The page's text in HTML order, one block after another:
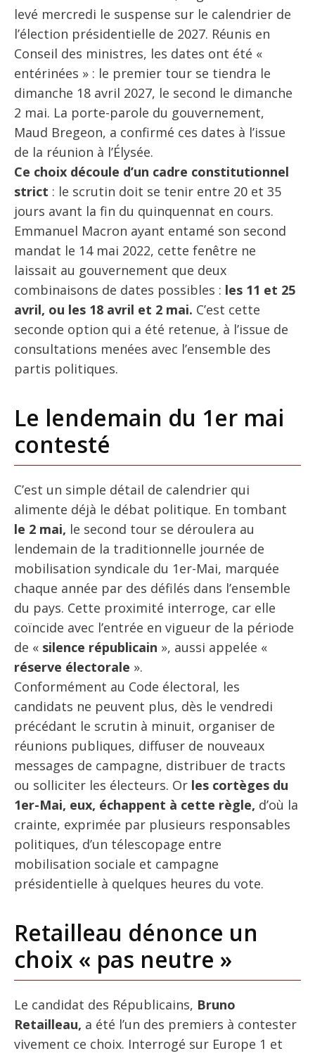
levé mercredi le suspense sur le calendrier de
l’élection présidentielle de 2027. Réunis en
Conseil des ministres, les dates ont été «
entérinées » : le premier tour se tiendra le
dimanche 18 avril 2027, le second le dimanche
2 mai. La porte-parole du gouvernement,
Maud Bregeon, a confirmé ces dates à l’issue
de la réunion à l’Élysée.
Ce choix découle d’un cadre constitutionnel
strict : le scrutin doit se tenir entre 20 et 35
jours avant la fin du quinquennat en cours.
Emmanuel Macron ayant entamé son second
mandat le 14 mai 2022, cette fenêtre ne
laissait au gouvernement que deux
combinaisons de dates possibles : les 11 et 25
avril, ou les 18 avril et 2 mai. C’est cette
seconde option qui a été retenue, à l’issue de
consultations menées avec l’ensemble des
partis politiques.
Le lendemain du 1er mai
contesté
C’est un simple détail de calendrier qui
alimente déjà le débat politique. En tombant
le 2 mai, le second tour se déroulera au
lendemain de la traditionnelle journée de
mobilisation syndicale du 1er-Mai, marquée
chaque année par des défilés dans l’ensemble
du pays. Cette proximité interroge, car elle
coïncide avec l’entrée en vigueur de la période
de « silence républicain », aussi appelée «
réserve électorale ».
Conformément au Code électoral, les
candidats ne peuvent plus, dès le vendredi
précédant le scrutin à minuit, organiser de
réunions publiques, diffuser de nouveaux
messages de campagne, distribuer de tracts
ou solliciter les électeurs. Or les cortèges du
1er-Mai, eux, échappent à cette règle, d’où la
crainte, exprimée par plusieurs responsables
politiques, d’un télescopage entre
mobilisation sociale et campagne
présidentielle à quelques heures du vote.
Retailleau dénonce un
choix « pas neutre »
Le candidat des Républicains, Bruno
Retailleau, a été l’un des premiers à contester
vivement ce choix. Interrogé sur Europe 1 et